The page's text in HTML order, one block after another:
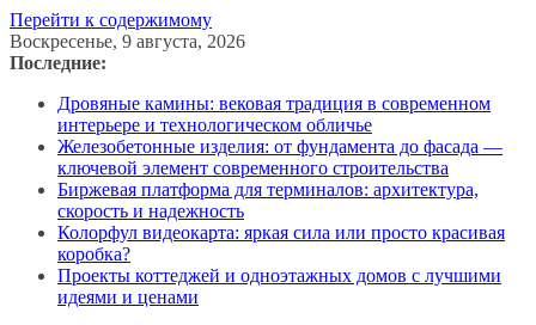
Перейти к содержимому
Воскресенье, 9 августа, 2026
Последние:
Дровяные камины: вековая традиция в современном
интерьере и технологическом обличье
Железобетонные изделия: от фундамента до фасада —
ключевой элемент современного строительства
Биржевая платформа для терминалов: архитектура,
скорость и надежность
Колорфул видеокарта: яркая сила или просто красивая
коробка?
Проекты коттеджей и одноэтажных домов с лучшими
идеями и ценами